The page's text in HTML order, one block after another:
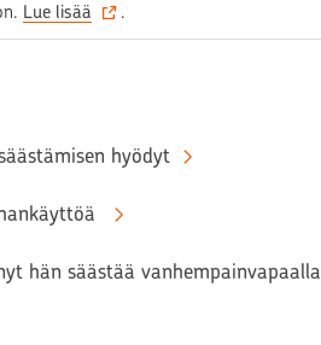
Lue lisää .
hyödyt
hän säästää vanhempainvapaalla